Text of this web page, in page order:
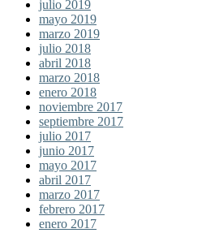
julio 2019
mayo 2019
marzo 2019
julio 2018
abril 2018
marzo 2018
enero 2018
noviembre 2017
septiembre 2017
julio 2017
junio 2017
mayo 2017
abril 2017
marzo 2017
febrero 2017
enero 2017